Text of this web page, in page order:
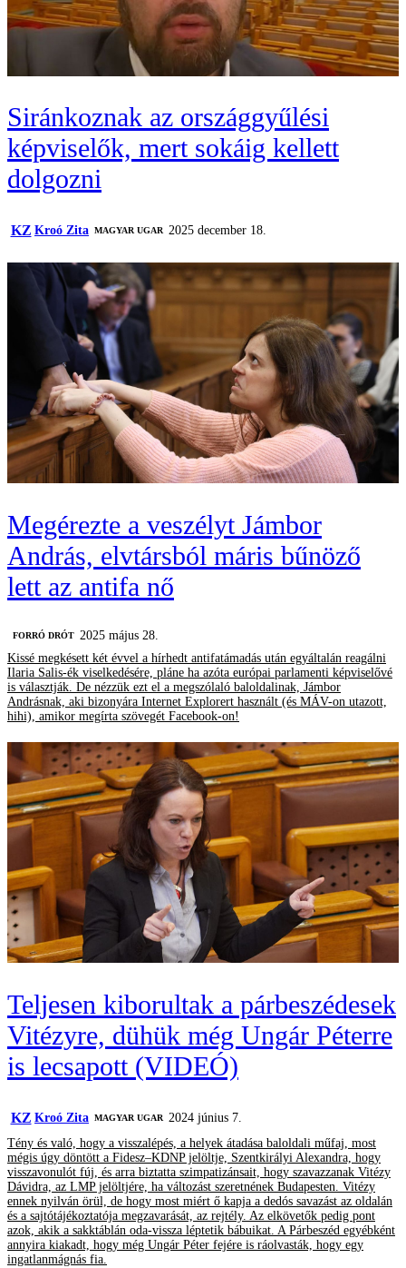
Siránkoznak az országgyűlési
képviselők, mert sokáig kellett
dolgozni
KZ Kroó Zita MAGYAR UGAR 2025 december 18.
Megérezte a veszélyt Jámbor
András, elvtársból máris bűnöző
lett az antifa nő
FORRÓ DRÓT 2025 május 28.
Kissé megkésett két évvel a hírhedt antifatámadás után egyáltalán reagálni
Ilaria Salis-ék viselkedésére, pláne ha azóta európai parlamenti képviselővé
is választják. De nézzük ezt el a megszólaló baloldalinak, Jámbor
Andrásnak, aki bizonyára Internet Explorert használt (és MÁV-on utazott,
hihi), amikor megírta szövegét Facebook-on!
Teljesen kiborultak a párbeszédesek
Vitézyre, dühük még Ungár Péterre
is lecsapott (VIDEÓ)
KZ Kroó Zita MAGYAR UGAR 2024 június 7.
Tény és való, hogy a visszalépés, a helyek átadása baloldali műfaj, most
mégis úgy döntött a Fidesz–KDNP jelöltje, Szentkirályi Alexandra, hogy
visszavonulót fúj, és arra biztatta szimpatizánsait, hogy szavazzanak Vitézy
Dávidra, az LMP jelöltjére, ha változást szeretnének Budapesten. Vitézy
ennek nyilván örül, de hogy most miért ő kapja a dedós savazást az oldalán
és a sajtótájékoztatója megzavarását, az rejtély. Az elkövetők pedig pont
azok, akik a sakktáblán oda-vissza léptetik bábuikat. A Párbeszéd egyébként
annyira kiakadt, hogy még Ungár Péter fejére is ráolvasták, hogy egy
ingatlanmágnás fia.